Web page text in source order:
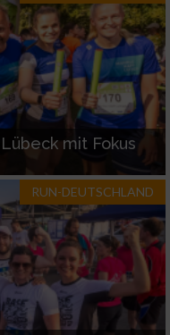
mit Fokus
RUN-DEUTSCHLAND